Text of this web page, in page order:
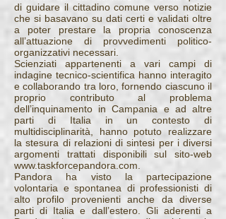
di guidare il cittadino comune verso notizie
che si basavano su dati certi e validati oltre
a poter prestare la propria conoscenza
all’attuazione di provvedimenti politico-
organizzativi necessari.
Scienziati appartenenti a vari campi di
indagine tecnico-scientifica hanno interagito
e collaborando tra loro, fornendo ciascuno il
proprio contributo al problema
dell’inquinamento in Campania e ad altre
parti di Italia in un contesto di
multidisciplinarità, hanno potuto realizzare
la stesura di relazioni di sintesi per i diversi
argomenti trattati disponibili sul sito-web
www.taskforcepandora.com
Pandora ha visto la partecipazione
volontaria e spontanea di professionisti di
alto profilo provenienti anche da diverse
parti di Italia e dall’estero. Gli aderenti a